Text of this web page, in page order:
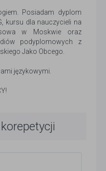
Posiadam dyplom
kursu dla nauczycieli na
w Moskwie oraz
podyplomowych z
Jako Obcego.
językowymi.